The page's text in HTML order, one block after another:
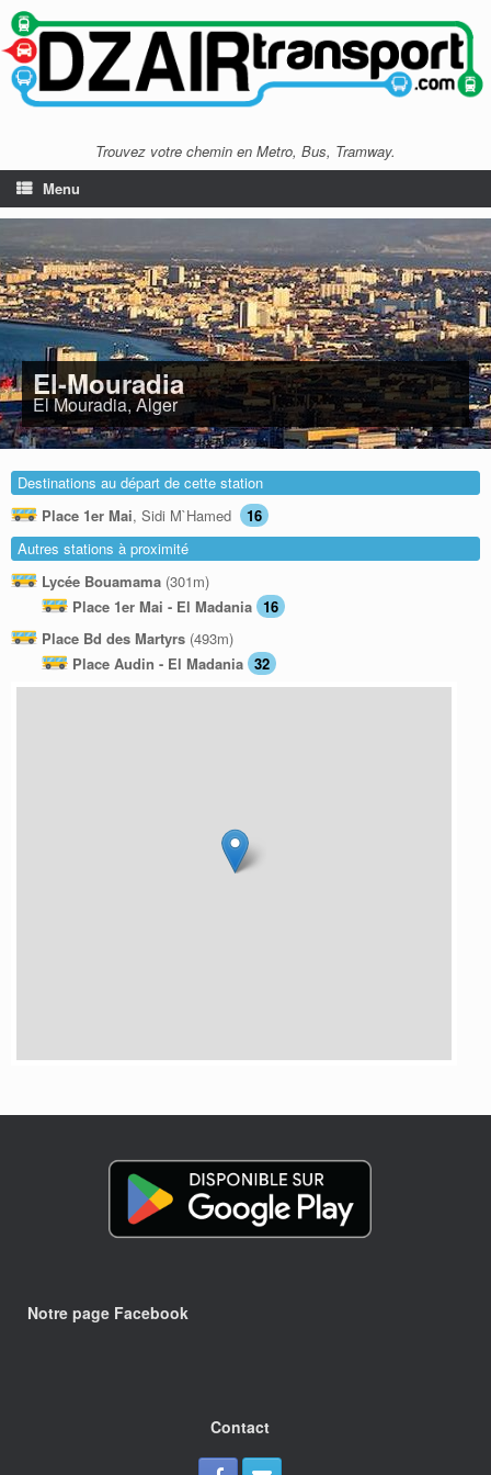
Trouvez votre chemin en Metro, Bus, Tramway.
Menu
El-Mouradia
El Mouradia, Alger
Destinations au départ de cette station
Place 1er Mai, Sidi M`Hamed
16
Autres stations à proximité
Lycée Bouamama (301m)
Place 1er Mai - El Madania 16
Place Bd des Martyrs (493m)
Place Audin - El Madania 32
Notre page Facebook
Contact